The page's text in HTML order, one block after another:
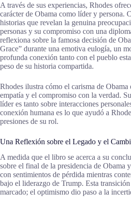
A través de sus experiencias, Rhodes
carácter de Obama como líder y persona.
historias que revelan la genuina
personas y su compromiso con una
reflexiona sobre la famosa decisión de
Grace” durante una emotiva eulogía, un
profunda conexión tanto con el pueblo
peso de su historia compartida.
Rhodes ilustra cómo el carisma de Obama
empatía y el compromiso con la verdad.
líder es tanto sobre interacciones
conexión humana es lo que ayudó a
presiones de su rol.
Una Reflexión sobre el Legado y el
A medida que el libro se acerca a su
sobre el final de la presidencia de Obama
con sentimientos de pérdida mientras
bajo el liderazgo de Trump. Esta
marcado; el optimismo dio paso a la